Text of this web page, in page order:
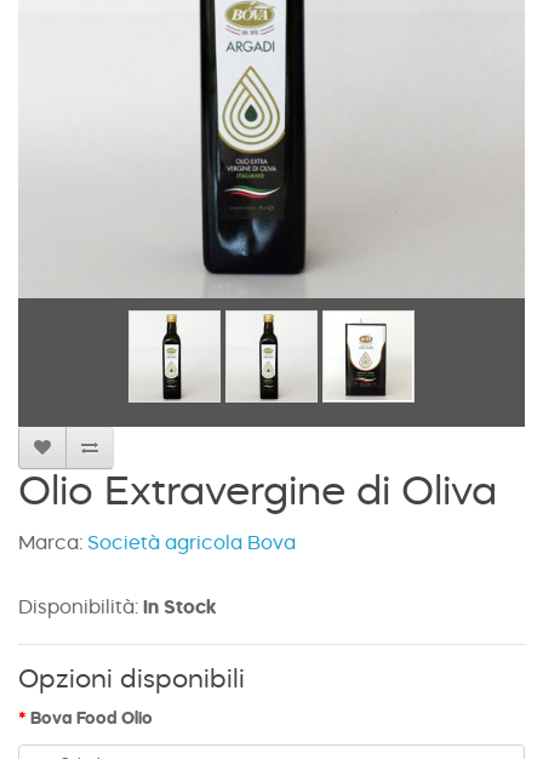
Olio Extravergine di Oliva
Marca: Società agricola Bova
Disponibilità: In Stock
Opzioni disponibili
Bova Food Olio